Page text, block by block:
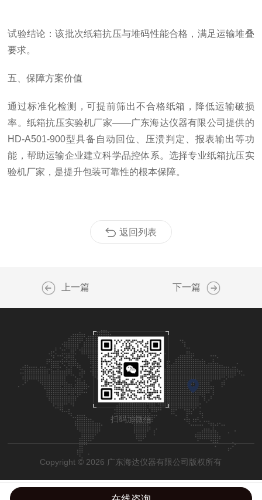
试验结论：该批次纸箱抗压与堆码性能合格，满足运输堆叠
要求。
五、保障方案价值
通过标准化检测，可提前筛出不合格纸箱，降低运输破损
率。纸箱抗压实验机厂家——广东海达仪器有限公司提供的
HD-A501-900型具备自动回位、压溃判定、报表输出等功
能，帮助运输企业建立科学品控体系。选择专业纸箱抗压实
验机厂家，是提升包装可靠性的根本保障。
返回列表
上一篇 下一篇
扫码加微信
Copyright © 2026 广东海达仪器有限公司版权所有
粤公网安备44190002002798号